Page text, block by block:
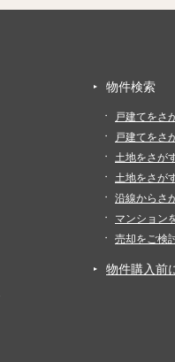
物件検索
戸建てをさ
戸建てをさ
土地をさが
土地をさが
沿線からさ
マンション
売却をご検
物件購入前